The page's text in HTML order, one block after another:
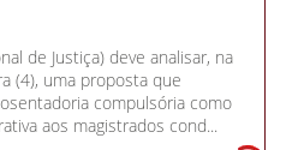
de Justiça) deve analisar, na
(4), uma proposta que
compulsória como
aos magistrados cond...